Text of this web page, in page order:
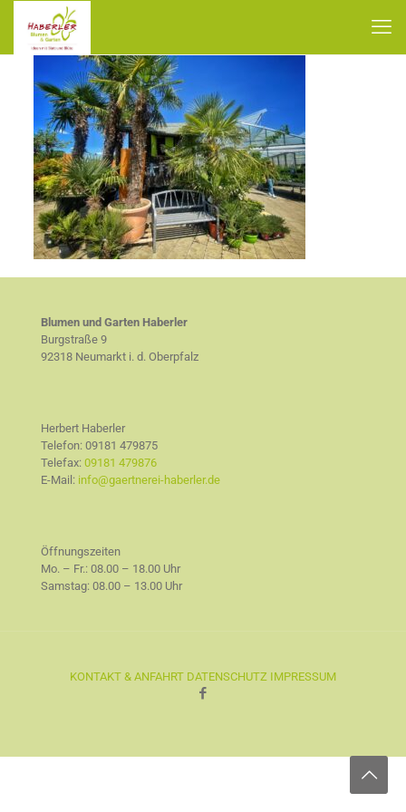
Blumen und Garten Haberler
Burgstraße 9
92318 Neumarkt i. d. Oberpfalz
Herbert Haberler
Telefon: 09181 479875
Telefax: 09181 479876
E-Mail: info@gaertnerei-haberler.de
Öffnungszeiten
Mo. – Fr.: 08.00 – 18.00 Uhr
Samstag: 08.00 – 13.00 Uhr
KONTAKT & ANFAHRT DATENSCHUTZ IMPRESSUM